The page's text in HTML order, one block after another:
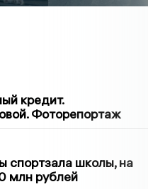
кредит.
Фоторепортаж
спортзала школы, на
млн рублей